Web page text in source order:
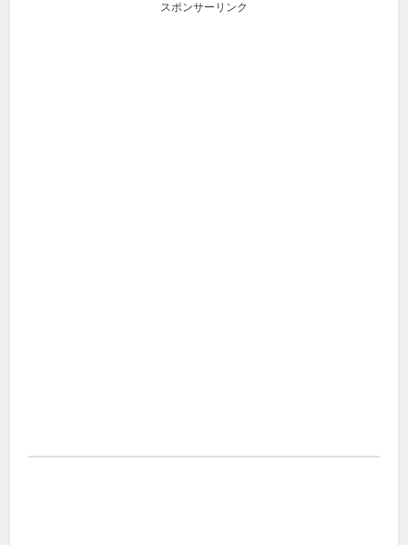
スポンサーリンク